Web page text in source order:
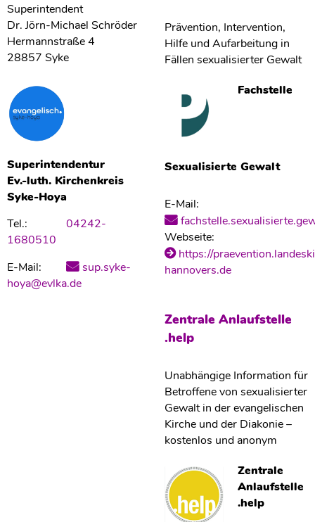
Superintendent
Dr. Jörn-Michael Schröder
Hermannstraße 4
28857 Syke
Superintendentur
Ev.-luth. Kirchenkreis
Syke-Hoya
Tel.:
04242-
1680510
E-Mail:
sup.syke-
hoya@evlka.de
Prävention, Intervention,
Hilfe und Aufarbeitung in
Fällen sexualisierter Gewalt
Fachstelle
Sexualisierte Gewalt
E-Mail:
Webseite:
https://
hannovers.de
Zentrale Anlaufstelle
.help
Unabhängige Information für
Betroffene von sexualisierter
Gewalt in der evangelischen
Kirche und der Diakonie –
kostenlos und anonym
Zentrale
Anlaufstelle
.help